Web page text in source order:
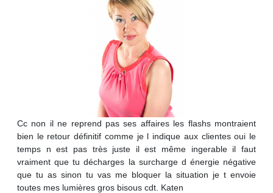
Cc non il ne reprend pas ses affaires les flashs montraient
bien le retour définitif comme je l indique aux clientes oui le
temps n est pas très juste il est même ingerable il faut
vraiment que tu décharges la surcharge d énergie négative
que tu as sinon tu vas me bloquer la situation je t envoie
toutes mes lumières gros bisous cdt. Katen